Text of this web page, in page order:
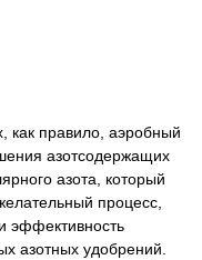
как правило, аэробный
азотсодержащих
азота, который
процесс,
эффективность
азотных удобрений.